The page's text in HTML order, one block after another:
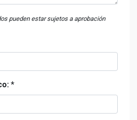
pueden estar sujetos a aprobación
*